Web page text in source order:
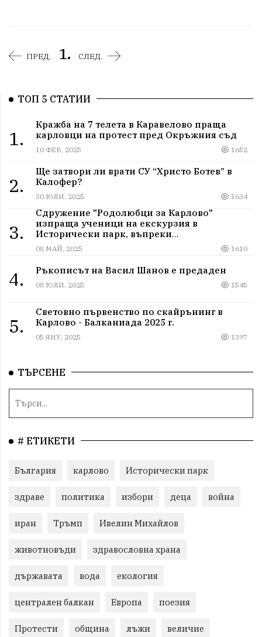
ПРЕД. 1. СЛЕД.
ТОП 5 СТАТИИ
1.
Кражба на 7 телета в Каравелово праща
карловци на протест пред Окръжния съд
10 ФЕВ, 2025 1652
2.
Ще затвори ли врати СУ “Христо Ботев” в
Калофер?
30 ЮЛИ, 2025 1634
3.
Сдружение "Родолюбци за Карлово"
изпраща ученици на екскурзия в
Исторически парк, въпреки
дискриминацията
08 МАЙ, 2025 1610
4. Ръкописът на Васил Шанов е предаден
08 ЮЛИ, 2025 1545
5.
Световно първенство по скайрънинг в
Карлово - Балканиада 2025 г.
05 ЯНУ, 2025 1397
ТЪРСЕНЕ
# ЕТИКЕТИ
България карлово Исторически парк
здраве политика избори деца война
иран Тръмп Ивелин Михайлов
животновъди здравословна храна
държавата вода екология
централен балкан Европа поезия
Протести община лъжи величие